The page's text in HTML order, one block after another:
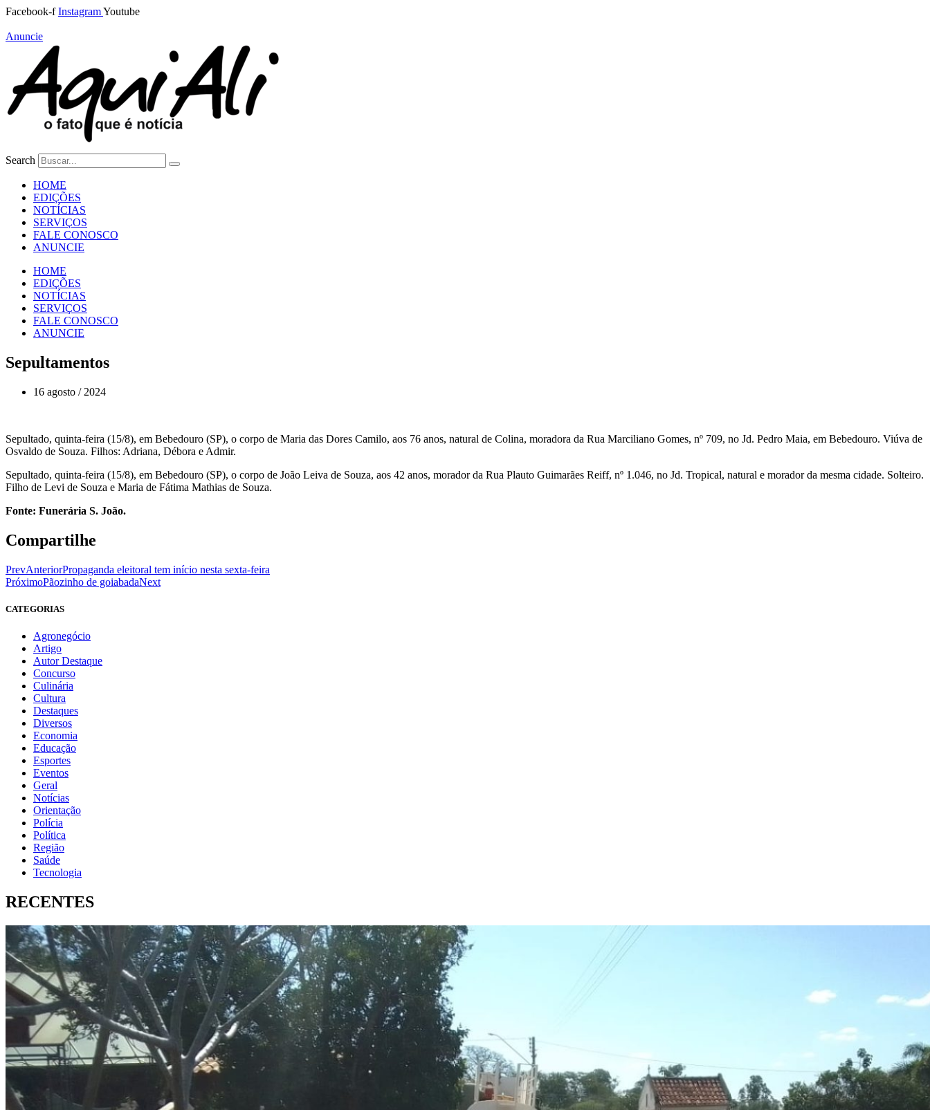
Ir
o
Facebook-f InstagramYoutube
Anuncie
Search
HOME
EDIÇÕES
NOTÍCIAS
SERVIÇOS
FALE CONOSCO
ANUNCIE
HOME
EDIÇÕES
NOTÍCIAS
SERVIÇOS
FALE CONOSCO
ANUNCIE
Sepultamentos
16 agosto / 2024
Sepultado, quinta-feira (15/8), em Bebedouro (SP), o corpo de Maria das Dores Camilo, aos 76 anos, natural de Colina, moradora da Rua Marciliano Gomes, nº 709, no Jd. Pedro Maia, em Bebedouro. Viúva de
Osvaldo de Souza. Filhos: Adriana, Débora e Admir.
Sepultado, quinta-feira (15/8), em Bebedouro (SP), o corpo de João Leiva de Souza, aos 42 anos, morador da Rua Plauto Guimarães Reiff, nº 1.046, no Jd. Tropical, natural e morador da mesma cidade. Solteiro.
Filho de Levi de Souza e Maria de Fátima Mathias de Souza.
Fonte: Funerária S. João.
Compartilhe
PrevAnteriorPropaganda eleitoral tem início nesta sexta-feira
PróximoPãozinho de goiabadaNext
CATEGORIAS
Agronegócio
Artigo
Autor Destaque
Concurso
Culinária
Cultura
Destaques
Diversos
Economia
Educação
Esportes
Eventos
Geral
Notícias
Orientação
Polícia
Política
Região
Saúde
Tecnologia
RECENTES